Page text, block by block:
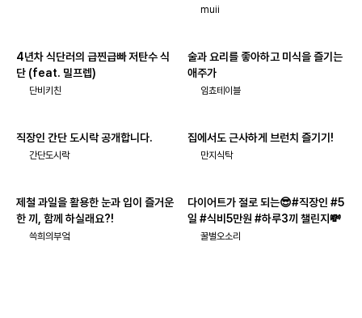
muii
4년차 식단러의 급찐급빠 저탄수 식
단 (feat. 밀프렙)
단비키친
술과 요리를 좋아하고 미식을 즐기는
애주가
임쵸테이블
직장인 간단 도시락 공개합니다.
간단도시락
집에서도 근사하게 브런치 즐기기!
만지식탁
제철 과일을 활용한 눈과 입이 즐거운
한 끼, 함께 하실래요?!
쓱희의부엌
다이어트가 절로 되는😎#직장인 #5
일 #식비5만원 #하루3끼 챌린지💸
꿀벌오소리